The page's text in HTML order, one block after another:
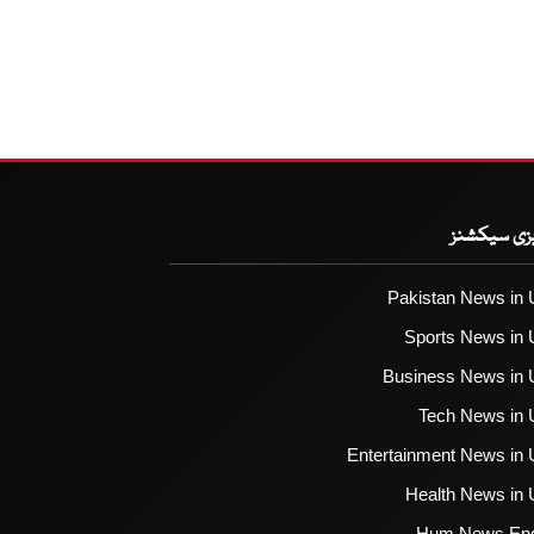
سیکشنز
Pakistan News in
Sports News in
Business News in
Tech News in
Entertainment News in
Health News in